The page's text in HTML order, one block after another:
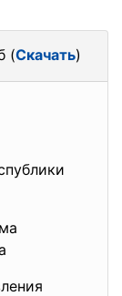
(Скачать)